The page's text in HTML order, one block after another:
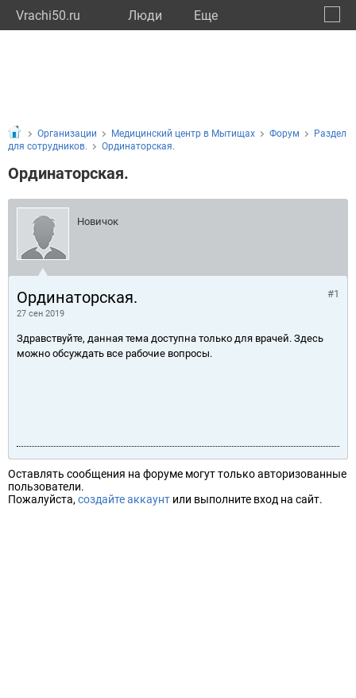
Vrachi50.ru Люди Eще
Организации Медицинский центр в Мытищах Форум
Раздел
для сотрудников.
Ординаторская.
Ординаторская.
Новичок
Ординаторская.
27 сен 2019
#1
Здравствуйте, данная тема доступна только для врачей. Здесь
можно обсуждать все рабочие вопросы.
Оставлять сообщения на форуме могут только авторизованные
пользователи.
Пожалуйста, создайте аккаунт или выполните вход на сайт.